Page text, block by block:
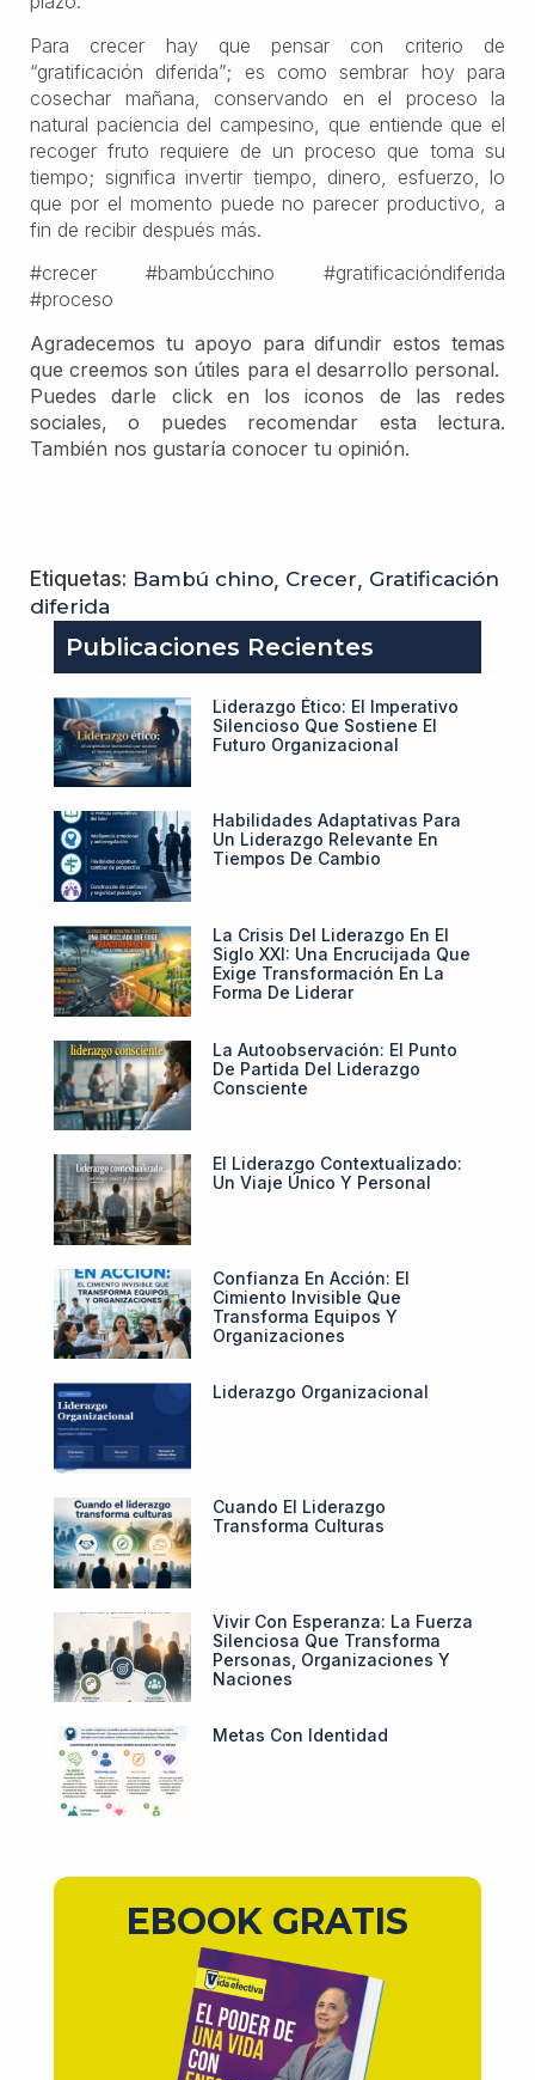
Para crecer hay que pensar con criterio de
“gratificación diferida”; es como sembrar hoy para
cosechar mañana, conservando en el proceso la
natural paciencia del campesino, que entiende que el
recoger fruto requiere de un proceso que toma su
tiempo; significa invertir tiempo, dinero, esfuerzo, lo
que por el momento puede no parecer productivo, a
fin de recibir después más.
#crecer #bambúcchino #gratificacióndiferida
#proceso
Agradecemos tu apoyo para difundir estos temas
que creemos son útiles para el desarrollo personal.
Puedes darle click en los iconos de las redes
sociales, o puedes recomendar esta lectura.
También nos gustaría conocer tu opinión.
Etiquetas: Bambú chino Crecer Gratificación
diferida
Publicaciones Recientes
Liderazgo Ético: El Imperativo
Silencioso Que Sostiene El
Futuro Organizacional
Habilidades Adaptativas Para
Un Liderazgo Relevante En
Tiempos De Cambio
La Crisis Del Liderazgo En El
Siglo XXI: Una Encrucijada Que
Exige Transformación En La
Forma De Liderar
La Autoobservación: El Punto
De Partida Del Liderazgo
Consciente
El Liderazgo Contextualizado:
Un Viaje Único Y Personal
Confianza En Acción: El
Cimiento Invisible Que
Transforma Equipos Y
Organizaciones
Liderazgo Organizacional
Cuando El Liderazgo
Transforma Culturas
Vivir Con Esperanza: La Fuerza
Silenciosa Que Transforma
Personas, Organizaciones Y
Naciones
Metas Con Identidad
EBOOK GRATIS